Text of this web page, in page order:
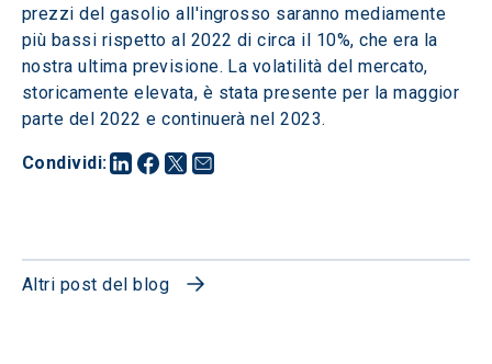
Condividi:
prezzi del gasolio all'ingrosso saranno mediamente
più bassi rispetto al 2022 di circa il 10%, che era la
nostra ultima previsione. La volatilità del mercato,
storicamente elevata, è stata presente per la maggior
parte del 2022 e continuerà nel 2023.
Altri post del blog